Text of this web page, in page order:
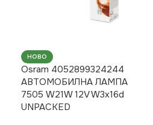
НОВО
Osram 4052899324244
АВТОМОБИЛНА ЛАМПА
7505 W21W 12V W3x16d
UNPACKED